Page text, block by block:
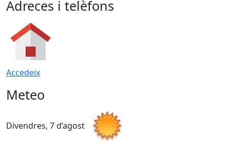
Adreces i telèfons
Accedeix
Meteo
Divendres, 7 d’agost